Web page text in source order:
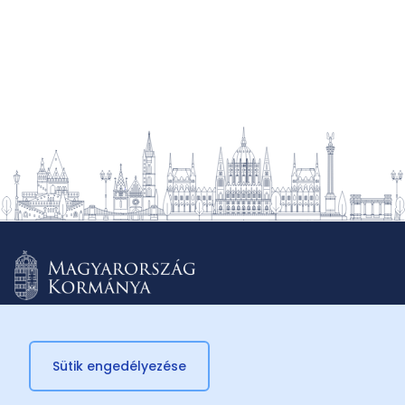
© 2026 Külügyminisztérium
Sütik engedélyezése